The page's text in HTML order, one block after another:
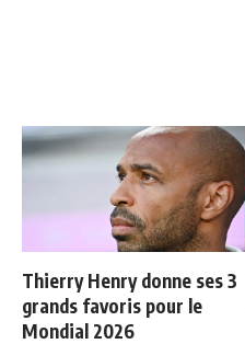
Thierry Henry donne ses 3
grands favoris pour le
Mondial 2026